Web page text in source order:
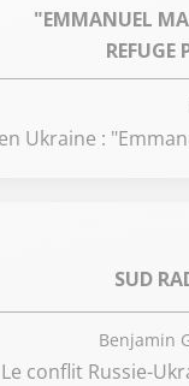
"EMMANUEL
REFUGE
Ukraine :
SUD
Benjamin
Le conflit Russie-